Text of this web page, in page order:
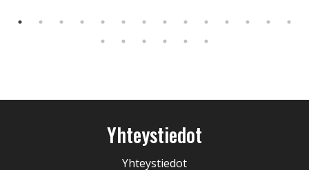
Yhteystiedot
Yhteystiedot